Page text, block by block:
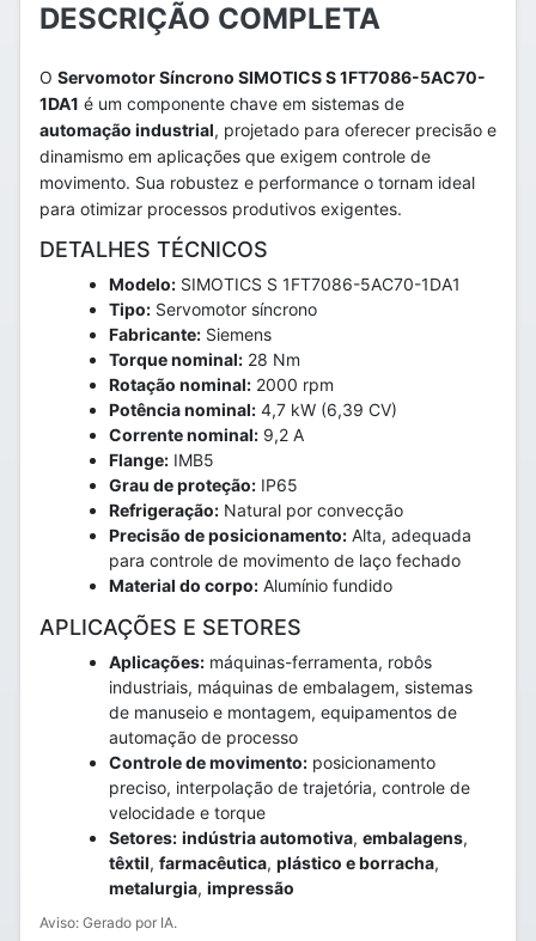
DESCRIÇÃO COMPLETA
O Servomotor Síncrono SIMOTICS S 1FT7086-5AC70-
1DA1 é um componente chave em sistemas de
automação industrial, projetado para oferecer precisão e
dinamismo em aplicações que exigem controle de
movimento. Sua robustez e performance o tornam ideal
para otimizar processos produtivos exigentes.
DETALHES TÉCNICOS
Modelo: SIMOTICS S 1FT7086-5AC70-1DA1
Tipo: Servomotor síncrono
Fabricante: Siemens
Torque nominal: 28 Nm
Rotação nominal: 2000 rpm
Potência nominal: 4,7 kW (6,39 CV)
Corrente nominal: 9,2 A
Flange: IMB5
Grau de proteção: IP65
Refrigeração: Natural por convecção
Precisão de posicionamento: Alta, adequada
para controle de movimento de laço fechado
Material do corpo: Alumínio fundido
APLICAÇÕES E SETORES
Aplicações: máquinas-ferramenta, robôs
industriais, máquinas de embalagem, sistemas
de manuseio e montagem, equipamentos de
automação de processo
Controle de movimento: posicionamento
preciso, interpolação de trajetória, controle de
velocidade e torque
Setores: indústria automotiva, embalagens,
têxtil, farmacêutica, plástico e borracha,
metalurgia, impressão
Aviso: Gerado por IA.